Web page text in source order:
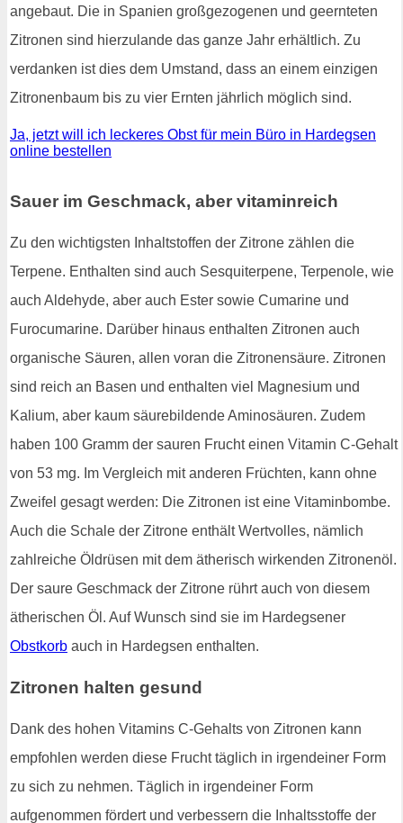
angebaut. Die in Spanien großgezogenen und geernteten
Zitronen sind hierzulande das ganze Jahr erhältlich. Zu
verdanken ist dies dem Umstand, dass an einem einzigen
Zitronenbaum bis zu vier Ernten jährlich möglich sind.
Ja, jetzt will ich leckeres Obst für mein Büro in Hardegsen
online bestellen
Sauer im Geschmack, aber vitaminreich
Zu den wichtigsten Inhaltstoffen der Zitrone zählen die
Terpene. Enthalten sind auch Sesquiterpene, Terpenole, wie
auch Aldehyde, aber auch Ester sowie Cumarine und
Furocumarine. Darüber hinaus enthalten Zitronen auch
organische Säuren, allen voran die Zitronensäure. Zitronen
sind reich an Basen und enthalten viel Magnesium und
Kalium, aber kaum säurebildende Aminosäuren. Zudem
haben 100 Gramm der sauren Frucht einen Vitamin C-Gehalt
von 53 mg. Im Vergleich mit anderen Früchten, kann ohne
Zweifel gesagt werden: Die Zitronen ist eine Vitaminbombe.
Auch die Schale der Zitrone enthält Wertvolles, nämlich
zahlreiche Öldrüsen mit dem ätherisch wirkenden Zitronenöl.
Der saure Geschmack der Zitrone rührt auch von diesem
ätherischen Öl. Auf Wunsch sind sie im Hardegsener
Obstkorb auch in Hardegsen enthalten.
Zitronen halten gesund
Dank des hohen Vitamins C-Gehalts von Zitronen kann
empfohlen werden diese Frucht täglich in irgendeiner Form
zu sich zu nehmen. Täglich in irgendeiner Form
aufgenommen fördert und verbessern die Inhaltsstoffe der